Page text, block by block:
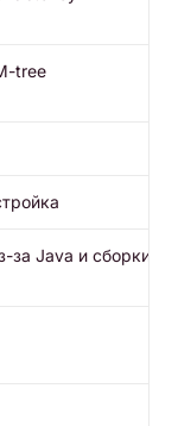
tree
за Java и сборки